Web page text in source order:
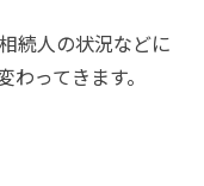
続人の状況などに
ってきます。